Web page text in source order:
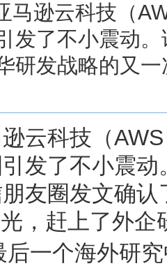
马逊云科技（
发了不小震动
研发战略的又
云科技（
发了不小震
友圈发文确
，赶上了外企
后一个海外研